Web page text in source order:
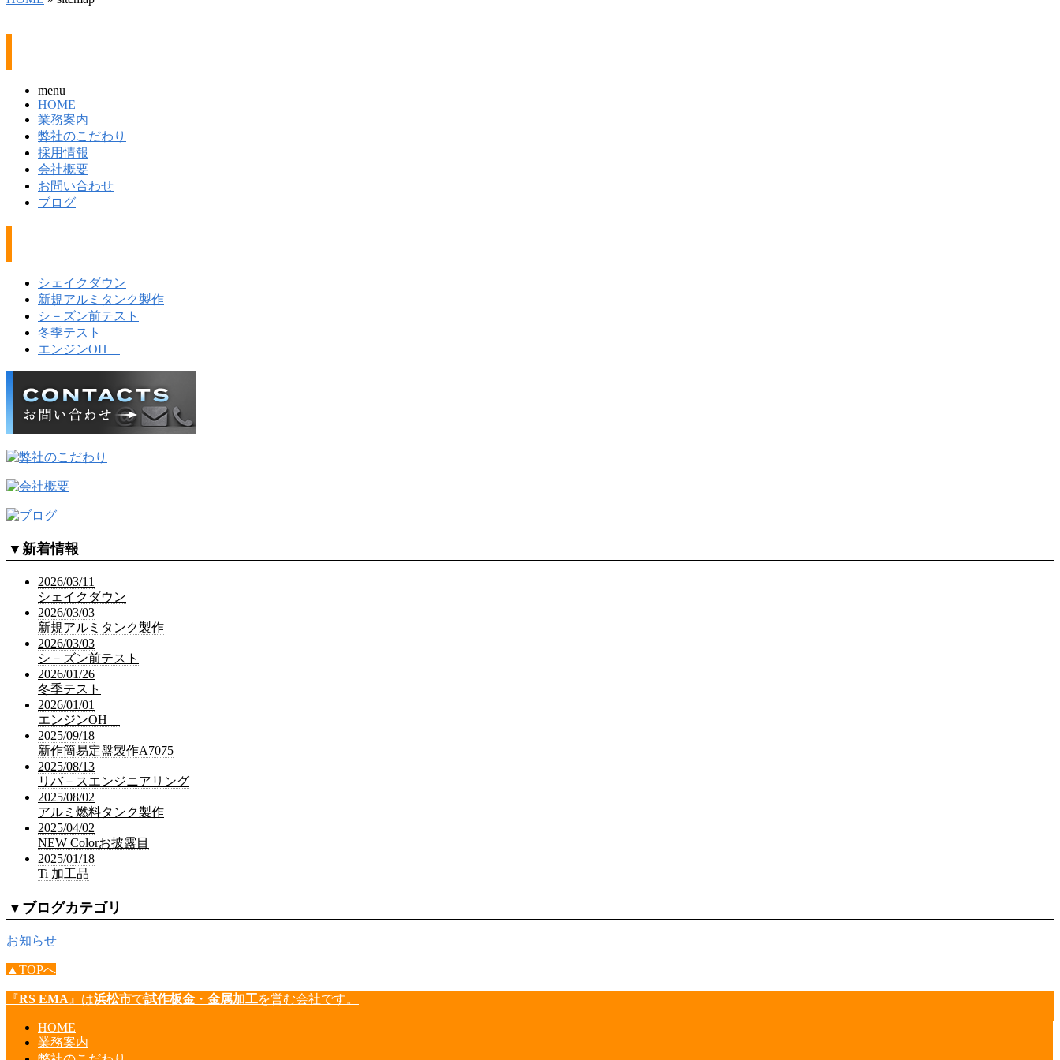
menu
HOME
業務案内
弊社のこだわり
採用情報
会社概要
お問い合わせ
ブログ
シェイクダウン
新規アルミタンク製作
シ－ズン前テスト
冬季テスト
エンジンOH
▼ 新着情報
2026/03/11
シェイクダウン
2026/03/03
新規アルミタンク製作
2026/03/03
シ－ズン前テスト
2026/01/26
冬季テスト
2026/01/01
エンジンOH
2025/09/18
新作簡易定盤製作A7075
2025/08/13
リバ－スエンジニアリング
2025/08/02
アルミ燃料タンク製作
2025/04/02
NEW Colorお披露目
2025/01/18
Ti 加工品
▼ ブログカテゴリ
お知らせ
▲TOPへ
『RS EMA 』は浜松市で試作板金 ・ 金属加工を営む会社です。
HOME
業務案内